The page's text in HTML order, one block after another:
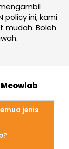
policy ini, kami
mudah. Boleh
jenis